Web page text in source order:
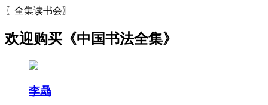
〖全集读书会〗
欢迎购买《中国书法全集》
李骉